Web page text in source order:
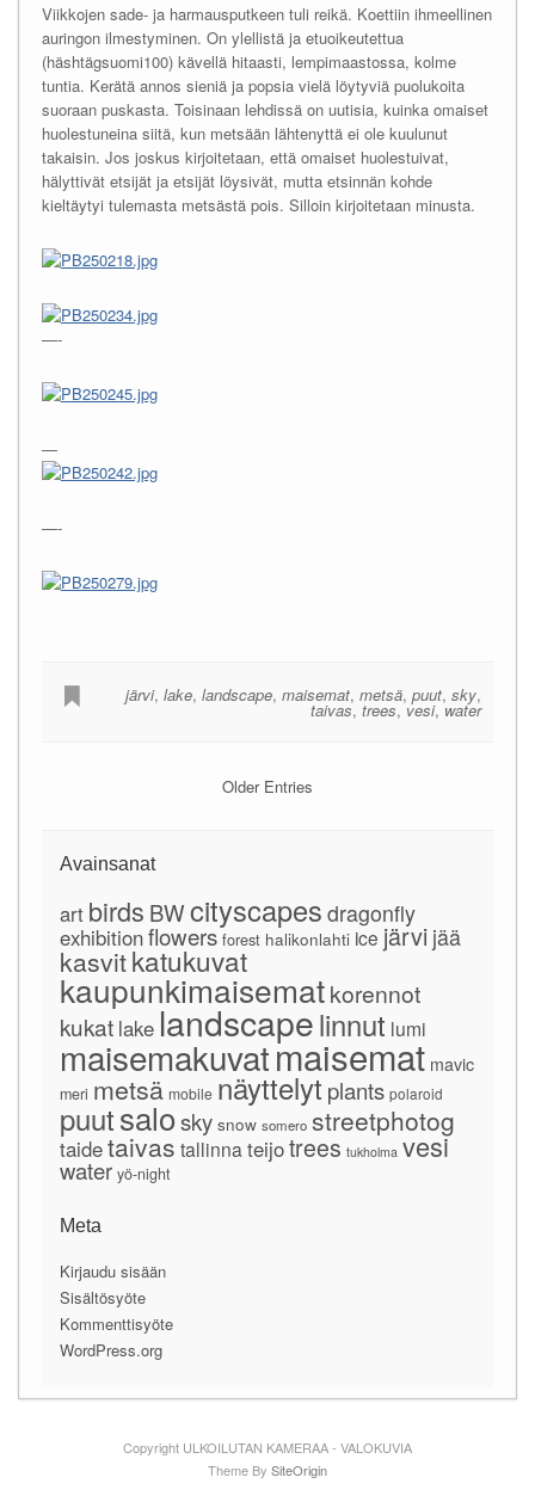
Viikkojen sade- ja harmausputkeen tuli reikä. Koettiin ihmeellinen
auringon ilmestyminen. On ylellistä ja etuoikeutettua
(häshtägsuomi100) kävellä hitaasti, lempimaastossa, kolme
tuntia. Kerätä annos sieniä ja popsia vielä löytyviä puolukoita
suoraan puskasta. Toisinaan lehdissä on uutisia, kuinka omaiset
huolestuneina siitä, kun metsään lähtenyttä ei ole kuulunut
takaisin. Jos joskus kirjoitetaan, että omaiset huolestuivat,
hälyttivät etsijät ja etsijät löysivät, mutta etsinnän kohde
kieltäytyi tulemasta metsästä pois. Silloin kirjoitetaan minusta.
—-
—
—-
järvi,lake,landscape,maisemat,metsä,puut,sky,
taivas,trees,vesi,water
Older Entries
Avainsanat
art birds BWcityscapes dragonfly
exhibitionflowers forest halikonlahti ice järvi jää
kasvitkatukuvat
kaupunkimaisematkorennot
kukat lake landscapelinnut lumi
maisemakuvatmaisemat mavic
meri metsä mobile näyttelyt plants polaroid
puutsalosky snow somero streetphotog
taidetaivas tallinna teijotrees tukholma vesi
water yö-night
Meta
Kirjaudu sisään
Sisältösyöte
Kommenttisyöte
WordPress.org
Copyright ULKOILUTAN KAMERAA - VALOKUVIA
Theme By SiteOrigin